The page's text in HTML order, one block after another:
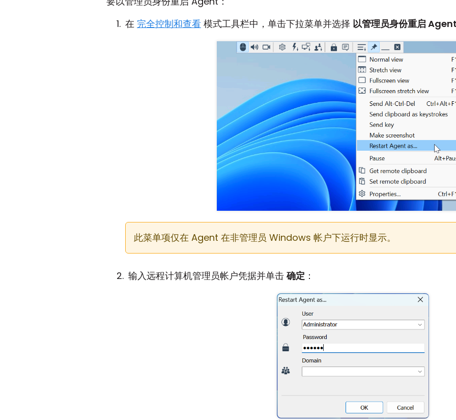
在 完全控制和查看 模式工具栏中，单击下拉菜单并选择 以管理员身份重启
此菜单项仅在 Agent 在非管理员 Windows 帐户下运行时显示。
输入远程计算机管理员帐户凭据并单击确定 ：